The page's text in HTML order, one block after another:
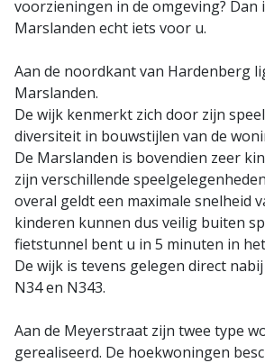
voorzieningen in de omgeving? Dan
Marslanden echt iets voor u.
Aan de noordkant van Hardenberg
Marslanden.
De wijk kenmerkt zich door zijn
diversiteit in bouwstijlen van de
De Marslanden is bovendien zeer
zijn verschillende
overal geldt een maximale snelheid
kinderen kunnen dus veilig buiten
fietstunnel bent u in 5 minuten in
De wijk is tevens gelegen direct
N34 en N343.
Aan de Meyerstraat zijn twee type
gerealiseerd. De hoekwoningen